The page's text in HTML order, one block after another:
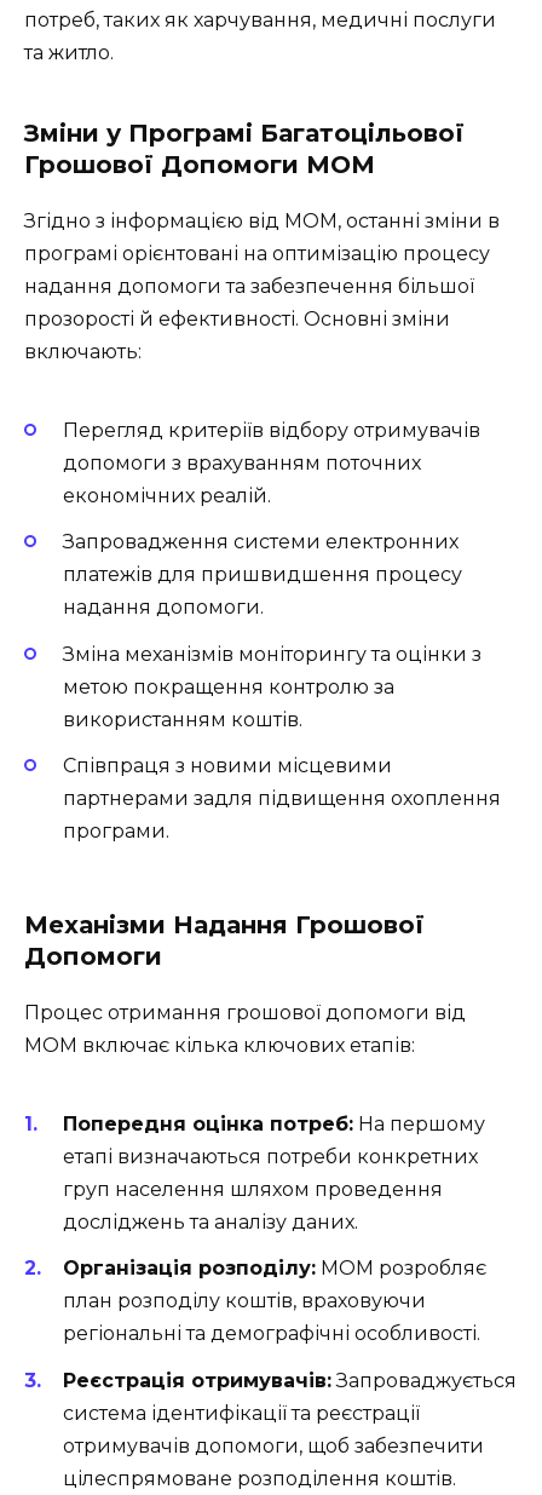
потреб, таких як харчування, медичні послуги
та житло.
Зміни у Програмі Багатоцільової
Грошової Допомоги МОМ
Згідно з інформацією від МОМ, останні зміни в
програмі орієнтовані на оптимізацію процесу
надання допомоги та забезпечення більшої
прозорості й ефективності. Основні зміни
включають:
Перегляд критеріїв відбору отримувачів
допомоги з врахуванням поточних
економічних реалій.
Запровадження системи електронних
платежів для пришвидшення процесу
надання допомоги.
Зміна механізмів моніторингу та оцінки з
метою покращення контролю за
використанням коштів.
Співпраця з новими місцевими
партнерами задля підвищення охоплення
програми.
Механізми Надання Грошової
Допомоги
Процес отримання грошової допомоги від
МОМ включає кілька ключових етапів:
Попередня оцінка потреб: На першому
етапі визначаються потреби конкретних
груп населення шляхом проведення
досліджень та аналізу даних.
Організація розподілу: МОМ розробляє
план розподілу коштів, враховуючи
регіональні та демографічні особливості.
Реєстрація отримувачів:Запроваджується
система ідентифікації та реєстрації
отримувачів допомоги, щоб забезпечити
цілеспрямоване розподілення коштів.